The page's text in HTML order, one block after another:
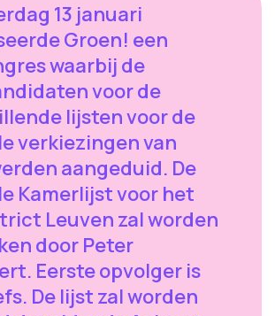
13 januari
Groen! een
waarbij de
voor de
lijsten voor de
verkiezingen van
aangeduid. De
Kamerlijst voor het
Leuven zal worden
door Peter
Eerste opvolger is
De lijst zal worden